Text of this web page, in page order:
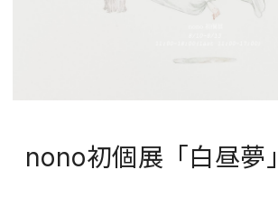
nono初個展「白昼夢」